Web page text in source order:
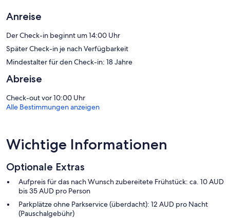
Matratzen und hochwertige Bettwaren. LCD-Fernseher mit
Kabelempfang stehen in den Zimmern zur Verfügung. Dieses
Aparthotel mit 4,5 Sternen bietet Wohneinheiten mit Küchen, zu
deren Ausstattung große Kühlschränke/Gefrierfächer, Herdplatte,
Mikrowelle und separate Essbereiche gehören. Zur Badausstattung
gehören Duschen und Haartrockner.
Zugang. Es wird folgende Ausstattung für Geschäftsreisende
sind kostenfrei (möglicherweise gelten Einschränkungen). Der
Reinigungsservice wird täglich angeboten. Auf Anfrage bekommst
Dieses Aparthotel verfügt über folgendes Angebot: Außenpool und
Fitnesscenter (rund um die Uhr geöffnet).
Ort oder in der Nähe angeboten. Es können dabei Gebühren
anfallen.
Anreise
Der Check-in beginnt um 14:00 Uhr
Später Check-in je nach Verfügbarkeit
Mindestalter für den Check-in: 18 Jahre
Abreise
Check-out vor 10:00 Uhr
Alle Bestimmungen anzeigen
Wichtige Informationen
Optionale Extras
Aufpreis für das nach Wunsch zubereitete Frühstück: ca. 10 AUD
bis 35 AUD pro Person
Parkplätze ohne Parkservice (überdacht): 12 AUD pro Nacht
(Pauschalgebühr)